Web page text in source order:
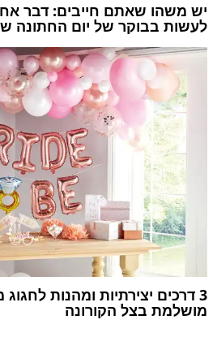
יש משהו שאתם חייבים: דבר
לעשות בבוקר של יום החתונה
3 דרכים יצירתיות ומהנות
מושלמת בצל הקורונה